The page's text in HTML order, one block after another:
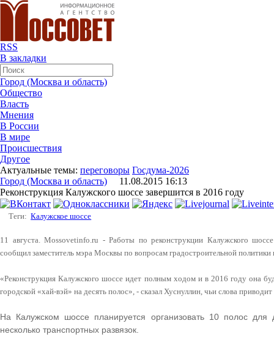
RSS
В закладки
Город (Москва и область)
Общество
Власть
Мнения
В России
В мире
Происшествия
Другое
Актуальные темы: переговоры Госдума-2026
Город (Москва и область) 11.08.2015 16:13
Реконструкция Калужского шоссе завершится в 2016 году
Теги: Калужское шоссе
11 августа. Mossovetinfo.ru - Работы по реконструкции Калужского
сообщил заместитель мэра Москвы по вопросам градостроительной
«Реконструкция Калужского шоссе идет полным ходом и в 2016 году она
городской «хай-вэй» на десять полос», - сказал Хуснуллин, чьи слова
На Калужском шоссе планируется организовать 10 полос
несколько транспортных развязок.